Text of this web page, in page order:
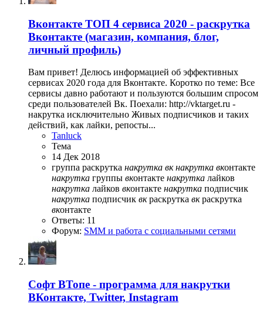
Вконтакте ТОП 4 сервиса 2020 - раскрутка
Вконтакте (магазин, компания, блог,
личный профиль)
Вам привет! Делюсь информацией об эффективных
сервисах 2020 года для Вконтакте. Коротко по теме: Все
сервисы давно работают и пользуются большим спросом
среди пользователей Вк. Поехали: http://vktarget.ru -
накрутка исключительно Живых подписчиков и таких
действий, как лайки, репосты...
Tanluck
Тема
14 Дек 2018
группа раскрутка накрутка вк накрутка вконтакте
накрутка группы вконтакте накрутка лайков
накрутка лайков вконтакте накрутка подписчик
накрутка подписчик вк раскрутка вк раскрутка
вконтакте
Ответы: 11
Форум: SMM и работа с социальными сетями
Софт ВТопе - программа для накрутки
ВКонтакте, Twitter, Instagram